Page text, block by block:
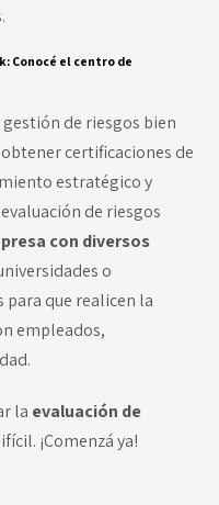
Conocé el centro de
de riesgos bien
certificaciones de
estratégico y
de riesgos
con diversos
o
que realicen la
empleados,
la evaluación de
¡Comenzá ya!